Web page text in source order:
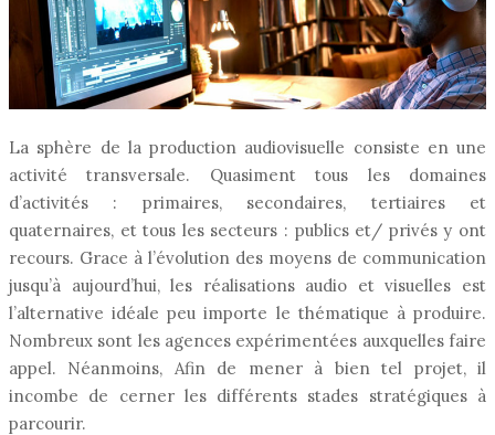
La sphère de la production audiovisuelle consiste en une
activité transversale. Quasiment tous les domaines
d’activités : primaires, secondaires, tertiaires et
quaternaires, et tous les secteurs : publics et/ privés y ont
recours. Grace à l’évolution des moyens de communication
jusqu’à aujourd’hui, les réalisations audio et visuelles est
l’alternative idéale peu importe le thématique à produire.
Nombreux sont les agences expérimentées auxquelles faire
appel. Néanmoins, Afin de mener à bien tel projet, il
incombe de cerner les différents stades stratégiques à
parcourir.